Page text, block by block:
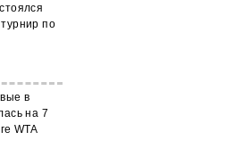
по
в
на 7
WTA